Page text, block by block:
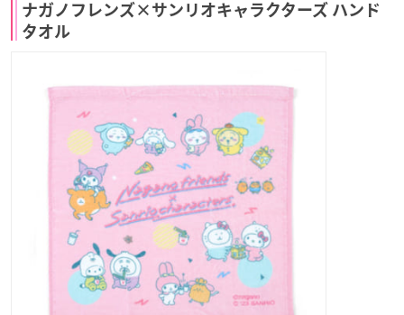
ナガノフレンズ×サンリオキャラクターズ ハンド
タオル